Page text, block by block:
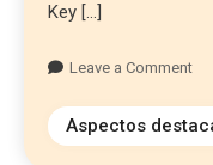
Key […]
Leave a Comment
Aspectos